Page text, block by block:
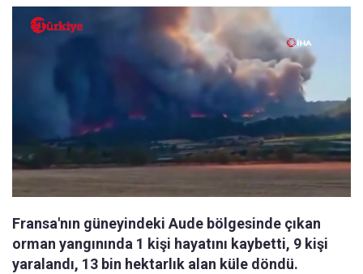
Fransa'nın güneyindeki Aude bölgesinde çıkan
orman yangınında 1 kişi hayatını kaybetti, 9 kişi
yaralandı, 13 bin hektarlık alan küle döndü.